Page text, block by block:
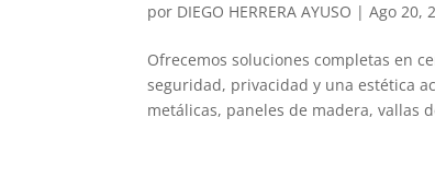
por DIEGO HERRERA AYUSO |Ago 20,
Ofrecemos soluciones completas en
seguridad, privacidad y una estética
metálicas, paneles de madera, vallas